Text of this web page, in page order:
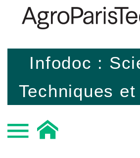
Infodoc :
Techniques